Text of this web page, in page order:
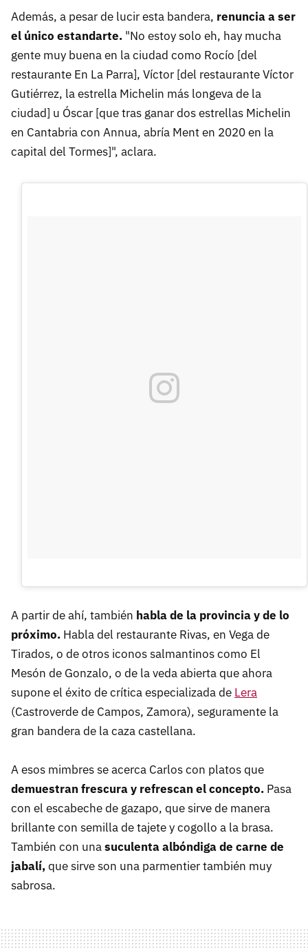
Además, a pesar de lucir esta bandera, renuncia a ser
el único estandarte. "No estoy solo eh, hay mucha
gente muy buena en la ciudad como Rocío [del
restaurante En La Parra], Víctor [del restaurante Víctor
Gutiérrez, la estrella Michelin más longeva de la
ciudad] u Óscar [que tras ganar dos estrellas Michelin
en Cantabria con Annua, abría Ment en 2020 en la
capital del Tormes]", aclara.
A partir de ahí, también habla de la provincia y de lo
próximo. Habla del restaurante Rivas, en Vega de
Tirados, o de otros iconos salmantinos como El
Mesón de Gonzalo, o de la veda abierta que ahora
supone el éxito de crítica especializada de Lera
(Castroverde de Campos, Zamora), seguramente la
gran bandera de la caza castellana.
A esos mimbres se acerca Carlos con platos que
demuestran frescura y refrescan el concepto. Pasa
con el escabeche de gazapo, que sirve de manera
brillante con semilla de tajete y cogollo a la brasa.
También con unasuculenta albóndiga de carne de
jabalí,que sirve son una parmentier también muy
sabrosa.